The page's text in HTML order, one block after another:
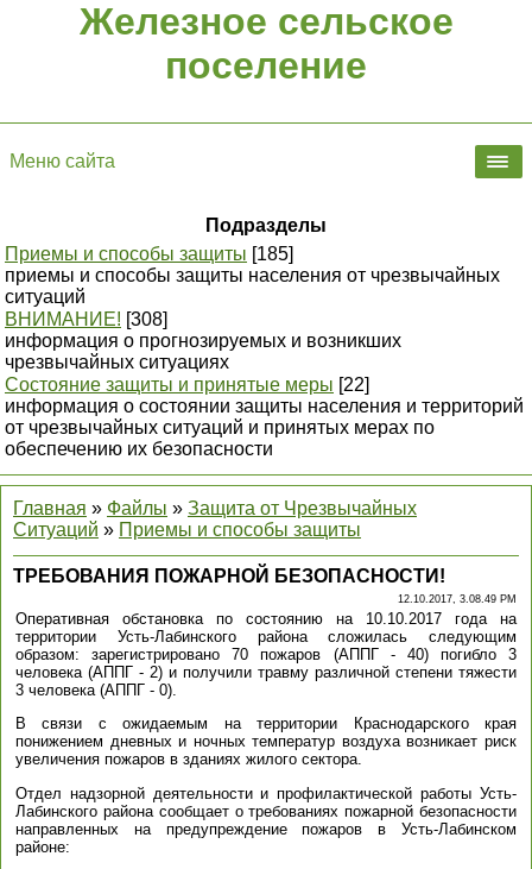
Железное сельское
поселение
Меню сайта
Подразделы
Приемы и способы защиты [185]
приемы и способы защиты населения от чрезвычайных
ситуаций
ВНИМАНИЕ! [308]
информация о прогнозируемых и возникших
чрезвычайных ситуациях
Состояние защиты и принятые меры [22]
информация о состоянии защиты населения и территорий
от чрезвычайных ситуаций и принятых мерах по
обеспечению их безопасности
Главная » Файлы » Защита от Чрезвычайных
Ситуаций » Приемы и способы защиты
ТРЕБОВАНИЯ ПОЖАРНОЙ БЕЗОПАСНОСТИ!
12.10.2017, 3.08.49 PM
Оперативная обстановка по состоянию на 10.10.2017 года на
территории Усть-Лабинского района сложилась следующим
образом: зарегистрировано 70 пожаров (АППГ - 40) погибло 3
человека (АППГ - 2) и получили травму различной степени тяжести
3 человека (АППГ - 0).
В связи с ожидаемым на территории Краснодарского края
понижением дневных и ночных температур воздуха возникает риск
увеличения пожаров в зданиях жилого сектора.
Отдел надзорной деятельности и профилактической работы Усть-
Лабинского района сообщает о требованиях пожарной безопасности
направленных на предупреждение пожаров в Усть-Лабинском
районе: